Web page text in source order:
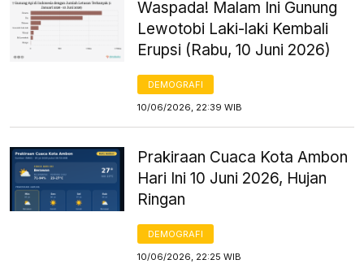
Waspada! Malam Ini Gunung
Lewotobi Laki-laki Kembali
Erupsi (Rabu, 10 Juni 2026)
DEMOGRAFI
10/06/2026, 22:39 WIB
Prakiraan Cuaca Kota Ambon
Hari Ini 10 Juni 2026, Hujan
Ringan
DEMOGRAFI
10/06/2026, 22:25 WIB